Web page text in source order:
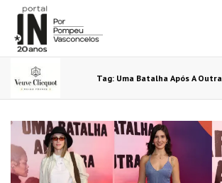
Tag: Uma Batalha Após A Outra